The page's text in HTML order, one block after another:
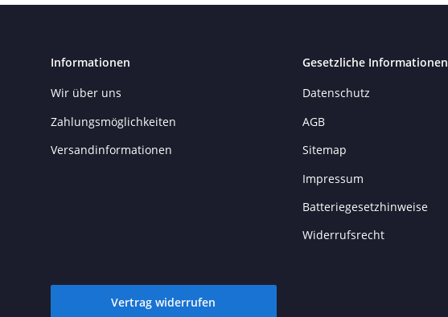
Informationen
Wir über uns
Zahlungsmöglichkeiten
Versandinformationen
Gesetzliche Informationen
Datenschutz
AGB
Sitemap
Impressum
Batteriegesetzhinweise
Widerrufsrecht
Vertrag widerrufen